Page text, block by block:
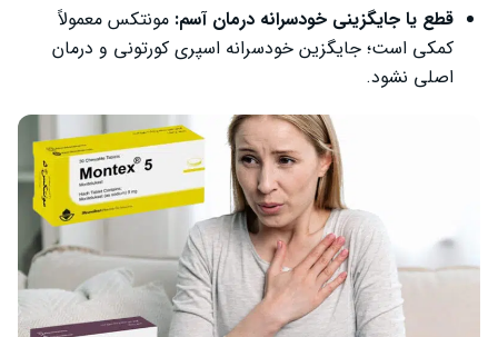
قطع یا جایگزینی خودسرانه درمان آسم: مونتکس معمولاً
کمکی است؛ جایگزین خودسرانه اسپری کورتونی و درمان
اصلی نشود.